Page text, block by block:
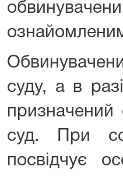
ознайомленим
суду, а в
призначений
суд. При
посвідчує